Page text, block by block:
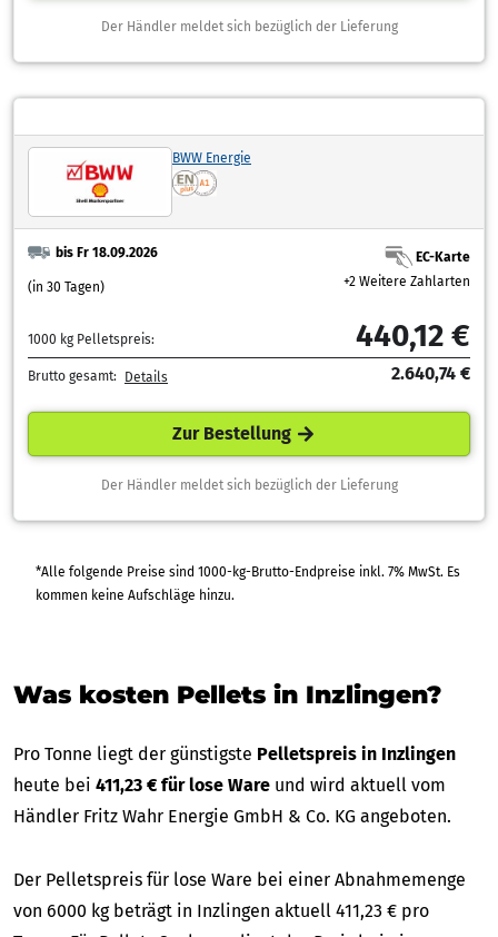
Der Händler meldet sich bezüglich der Lieferung
BWW Energie
bis Fr 18.09.2026
(in 30 Tagen)
EC-Karte
+2 Weitere Zahlarten
1000 kg Pelletspreis: 440,12 €
Brutto gesamt: Details 2.640,74 €
Zur Bestellung
Der Händler meldet sich bezüglich der Lieferung
*Alle folgende Preise sind 1000-kg-Brutto-Endpreise inkl. 7% MwSt. Es
kommen keine Aufschläge hinzu.
Was kosten Pellets in Inzlingen?
Pro Tonne liegt der günstigste Pelletspreis in Inzlingen
heute bei 411,23 € für lose Ware und wird aktuell vom
Händler Fritz Wahr Energie GmbH & Co. KG angeboten.
Der Pelletspreis für lose Ware bei einer Abnahmemenge
von 6000 kg beträgt in Inzlingen aktuell 411,23 € pro